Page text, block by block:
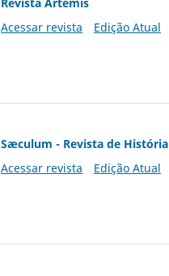
Acessar revista
Edição Atual
Sæculum - Revista de História
Acessar revista
Edição Atual